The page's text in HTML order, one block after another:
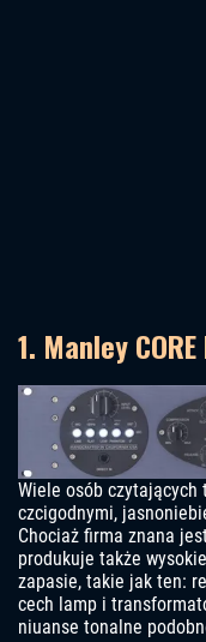
1. Manley
Wiele osób czytających
czcigodnymi,
Chociaż firma znana
produkuje także
zapasie, takie jak ten:
cech lamp i
niuanse tonalne